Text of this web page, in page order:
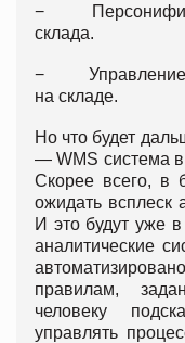
−
склада.
− Управление
на складе.
Но что будет
— WMS система в
Скорее всего,
ожидать всплеск
И это будут уже в
аналитические
правилам,
человеку
управлять